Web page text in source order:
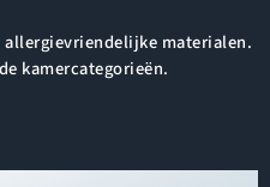
materialen.
kamercategorieën.